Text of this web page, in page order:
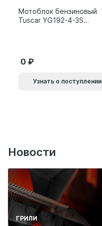
Мотоблок бензиновый
Tuscar YG192-4-3S
0
Узнать о поступлении
Новости
ГРИЛИ